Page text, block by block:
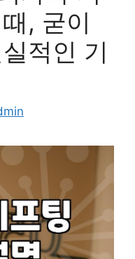
, 굳이
적인 기